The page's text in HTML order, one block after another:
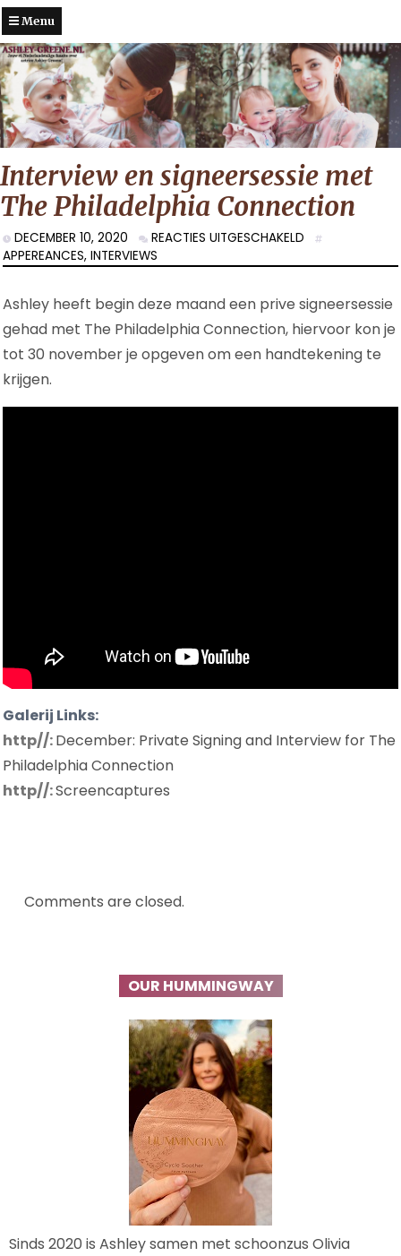
Menu
Interview en signeersessie met
The Philadelphia Connection
DECEMBER 10, 2020 REACTIES UITGESCHAKELD VOOR
EN
MET
THE
PHILADELPHIA
CONNECTION
APPEREANCES, INTERVIEWS
Ashley heeft begin deze maand een prive signeersessie
gehad met The Philadelphia Connection, hiervoor kon je
tot 30 november je opgeven om een handtekening te
krijgen.
Galerij Links:
http//:December: Private Signing and Interview for The
Philadelphia Connection
http//:Screencaptures
Comments are closed.
OUR HUMMINGWAY
Sinds 2020 is Ashley samen met schoonzus Olivia